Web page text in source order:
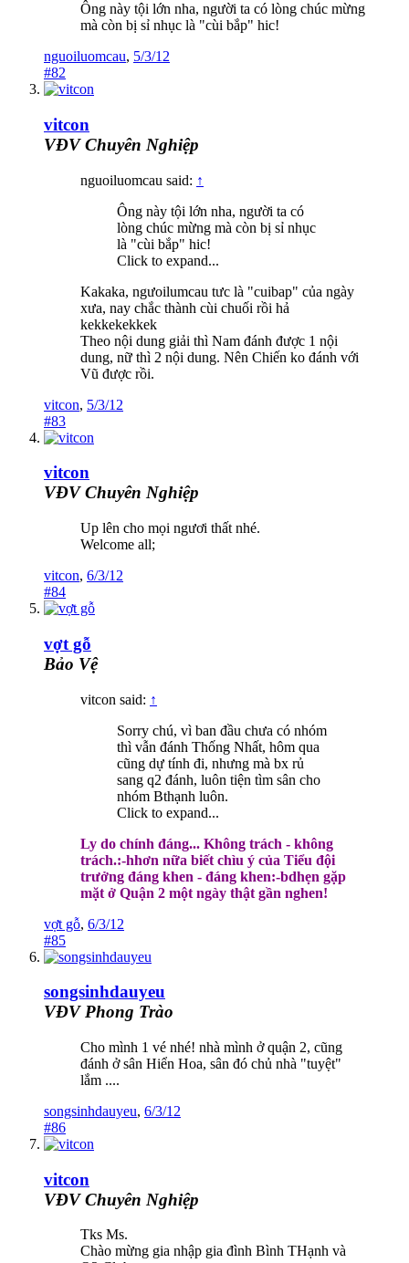
Ông này tội lớn nha, người ta có lòng chúc mừng
mà còn bị sỉ nhục là "cùi bắp" hic!
nguoiluomcau, 5/3/12
#82
vitcon
VĐV Chuyên Nghiệp
nguoiluomcau said: ↑
Ông này tội lớn nha, người ta có
lòng chúc mừng mà còn bị sỉ nhục
là "cùi bắp" hic!
Click to expand...
Kakaka, ngưoilumcau tưc là "cuibap" của ngày
xưa, nay chắc thành cùi chuối rồi hả
kekkekekkek
Theo nội dung giải thì Nam đánh được 1 nội
dung, nữ thì 2 nội dung. Nên Chiến ko đánh với
Vũ được rồi.
vitcon, 5/3/12
#83
vitcon
VĐV Chuyên Nghiệp
Up lên cho mọi ngươi thất nhé.
Welcome all;
vitcon, 6/3/12
#84
vợt gỗ
Bảo Vệ
vitcon said: ↑
Sorry chú, vì ban đầu chưa có nhóm
thì vẫn đánh Thống Nhất, hôm qua
cũng dự tính đi, nhưng mà bx rủ
sang q2 đánh, luôn tiện tìm sân cho
nhóm Bthạnh luôn.
Click to expand...
Ly do chính đáng... Không trách - không
trách.:-hhơn nữa biết chìu ý của Tiểu đội
trưởng đáng khen - đáng khen:-bdhẹn gặp
mặt ở Quận 2 một ngày thật gần nghen!
vợt gỗ, 6/3/12
#85
songsinhdauyeu
VĐV Phong Trào
Cho mình 1 vé nhé! nhà mình ở quận 2, cũng
đánh ở sân Hiển Hoa, sân đó chủ nhà "tuyệt"
lắm ....
songsinhdauyeu, 6/3/12
#86
vitcon
VĐV Chuyên Nghiệp
Tks Ms.
Chào mừng gia nhập gia đình Bình THạnh và